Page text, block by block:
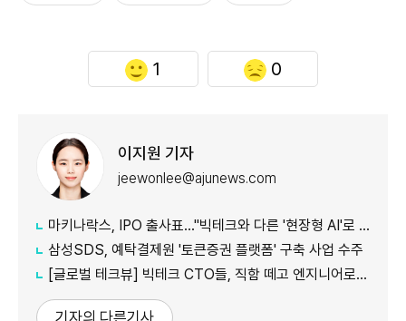
1 0
이지원 기자
jeewonlee@ajunews.com
마키나락스, IPO 출사표…"빅테크와 다른 '현장형 AI'로 승부"
삼성SDS, 예탁결제원 '토큰증권 플랫폼' 구축 사업 수주
[글로벌 테크뷰] 빅테크 CTO들, 직함 떼고 엔지니어로 유턴...'앤트로픽행 러시' 이유는
기자의 다른기사